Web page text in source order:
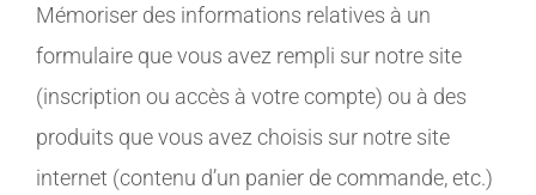
Mémoriser des informations relatives à un
formulaire que vous avez rempli sur notre site
(inscription ou accès à votre compte) ou à des
produits que vous avez choisis sur notre site
internet (contenu d’un panier de commande, etc.)